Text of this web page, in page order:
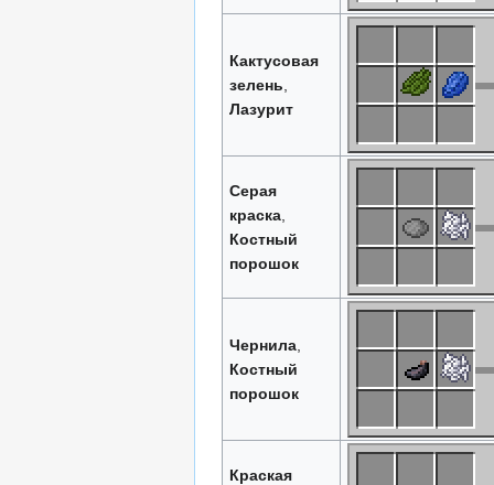
Кактусовая
зелень
Лазурит
Серая
краска,
Костный
порошок
Чернила,
Костный
порошок
Краская